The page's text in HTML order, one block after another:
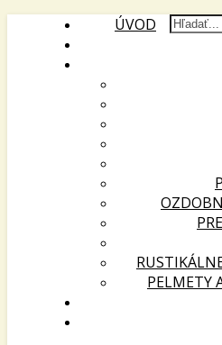
ÚVOD
PELMETY